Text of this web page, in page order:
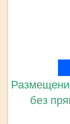
без